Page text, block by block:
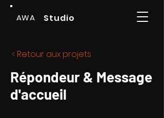
AWA Studio
< Retour aux projets
Répondeur & Message
d'accueil